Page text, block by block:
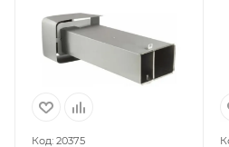
Код: 20375